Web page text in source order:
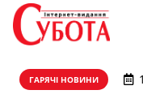
ГАРЯЧІ НОВИНИ